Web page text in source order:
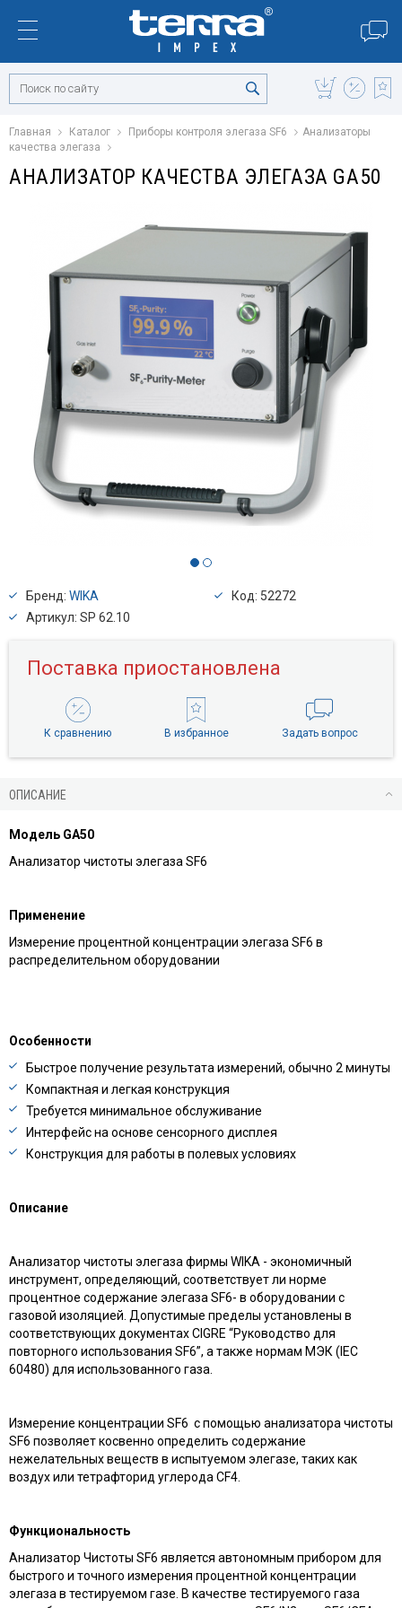
Главная Каталог Приборы контроля элегаза SF6
Анализаторы
качества элегаза
АНАЛИЗАТОР КАЧЕСТВА ЭЛЕГАЗА GA50
Бренд: WIKA
Артикул: SP 62.10
Код: 52272
Поставка приостановлена
К сравнению В избранное Задать вопрос
ОПИСАНИЕ
Модель GA50
Анализатор чистоты элегаза SF6
Применение
Измерение процентной концентрации элегаза SF6 в
распределительном оборудовании
Особенности
Быстрое получение результата измерений, обычно 2 минуты
Компактная и легкая конструкция
Требуется минимальное обслуживание
Интерфейс на основе сенсорного дисплея
Конструкция для работы в полевых условиях
Описание
Анализатор чистоты элегаза фирмы WIKA - экономичный
инструмент, определяющий, соответствует ли норме
процентное содержание элегаза SF6- в оборудовании с
газовой изоляцией. Допустимые пределы установлены в
соответствующих документах CIGRE “Руководство для
повторного использования SF6”, а также нормам МЭК (IEC
60480) для использованного газа.
Измерение концентрации SF6 с помощью анализатора чистоты
SF6 позволяет косвенно определить содержание
нежелательных веществ в испытуемом элегазе, таких как
воздух или тетрафторид углерода CF4.
Функциональность
Анализатор Чистоты SF6 является автономным прибором для
быстрого и точного измерения процентной концентрации
элегаза в тестируемом газе. В качестве тестируемого газа